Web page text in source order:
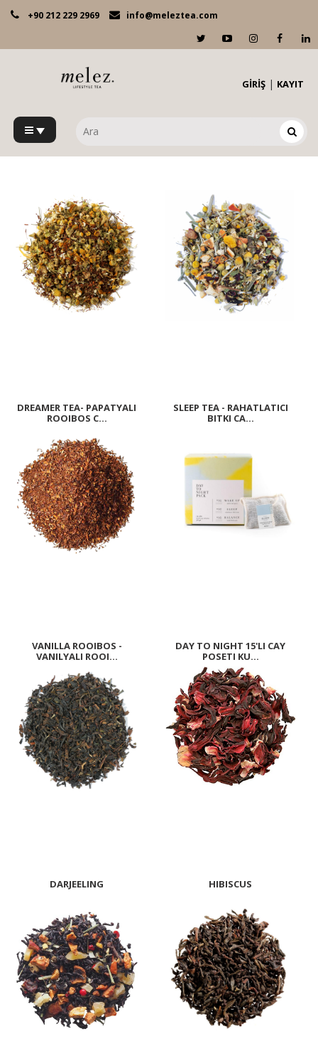
+90 212 229 2969 info@meleztea.com
GİRİŞ | KAYIT
DREAMER TEA- PAPATYALI
ROOIBOS C...
SLEEP TEA - RAHATLATICI
BITKI CA...
VANILLA ROOIBOS -
VANILYALI ROOI...
DAY TO NIGHT 15'LI CAY
POSETI KU...
DARJEELING HIBISCUS